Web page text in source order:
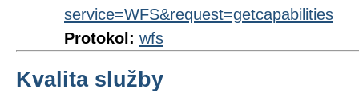
service=WFS&request=getcapabilities
Protokol: wfs
Kvalita služby